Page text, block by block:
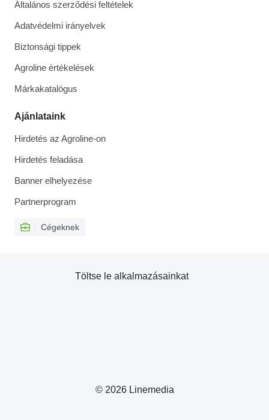
Általános szerződési feltételek
Adatvédelmi irányelvek
Biztonsági tippek
Agroline értékelések
Márkakatalógus
Ajánlataink
Hirdetés az Agroline-on
Hirdetés feladása
Banner elhelyezése
Partnerprogram
Cégeknek
© 2026 Linemedia
Töltse le alkalmazásainkat